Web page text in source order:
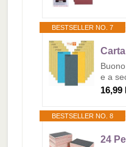
BESTSELLER NO. 7
e a
16,99
BESTSELLER NO. 8